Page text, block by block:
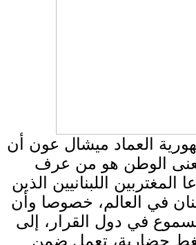
العماد ميشال عون أن
الوطن هو من عرف
اللبنانيين الذين
في العالم، خصوصا وأن
في دول القرار، إلى
حضارية، تعمل ضمن